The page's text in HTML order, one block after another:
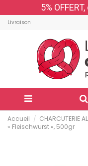
5%
Livraison
Accueil CHARCUTERIE
« Fleischwurst », 500gr